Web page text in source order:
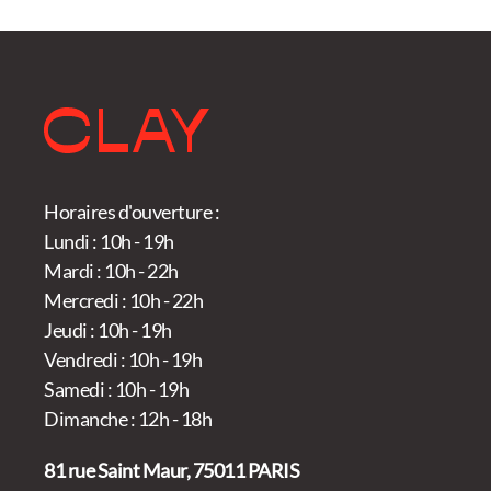
Horaires d'ouverture :
Lundi : 10h - 19h
Mardi : 10h - 22h
Mercredi : 10h - 22h
Jeudi : 10h - 19h
Vendredi : 10h - 19h
Samedi : 10h - 19h
Dimanche : 12h - 18h
81 rue Saint Maur, 75011 PARIS